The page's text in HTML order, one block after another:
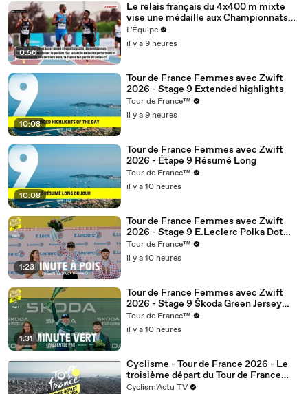
0:56
Le relais français du 4x400 m mixte
vise une médaille aux Championnats
d'Europe de Birmingham : « C'est un
objectif qui nous galvanise » - Athlé -
Championnats d'Europe - Bleus
L'Équipe
il y a 9 heures
10:08
Tour de France Femmes avec Zwift
2026 - Stage 9 Extended highlights
Tour de France™
il y a 9 heures
10:08
Tour de France Femmes avec Zwift
2026 - Étape 9 Résumé Long
Tour de France™
il y a 10 heures
1:23
Tour de France Femmes avec Zwift
2026 - Stage 9 E.Leclerc Polka Dot
Jersey Minute
Tour de France™
il y a 10 heures
1:31
Tour de France Femmes avec Zwift
2026 - Stage 9 Škoda Green Jersey
Minute
Tour de France™
il y a 10 heures
Cyclisme - Tour de France 2026 - Le
troisième départ du Tour de France
donné depuis l’Espagne
Cyclism'Actu TV